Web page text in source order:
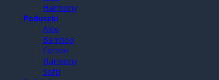
Harmony
Poduszki
Aloe
Bamboo
Cotton
Harmony
Softi